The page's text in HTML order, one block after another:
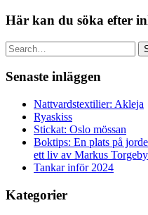
Här kan du söka efter
Search
Senaste inläggen
Nattvardstextilier: Akleja
Ryaskiss
Stickat: Oslo mössan
Boktips: En plats på
ett liv av Markus
Tankar inför 2024
Kategorier